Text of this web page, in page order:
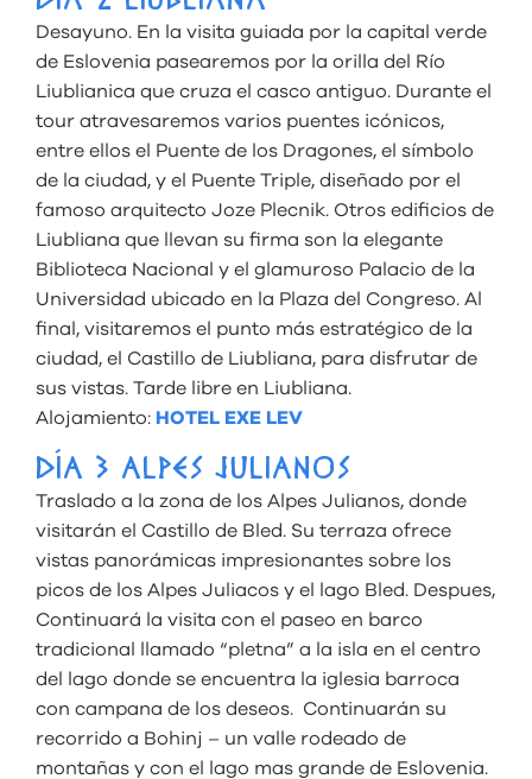
Desayuno. En la visita guiada por la capital verde
de Eslovenia pasearemos por la orilla del Río
Liublianica que cruza el casco antiguo. Durante el
tour atravesaremos varios puentes icónicos,
entre ellos el Puente de los Dragones, el símbolo
de la ciudad, y el Puente Triple, diseñado por el
famoso arquitecto Joze Plecnik. Otros edificios de
Liubliana que llevan su firma son la elegante
Biblioteca Nacional y el glamuroso Palacio de la
Universidad ubicado en la Plaza del Congreso. Al
final, visitaremos el punto más estratégico de la
ciudad, el Castillo de Liubliana, para disfrutar de
sus vistas. Tarde libre en Liubliana.
Alojamiento: HOTEL EXE LEV
DÍA 3 ALPES JULIANOS
Traslado a la zona de los Alpes Julianos, donde
visitarán el Castillo de Bled. Su terraza ofrece
vistas panorámicas impresionantes sobre los
picos de los Alpes Juliacos y el lago Bled. Despues,
Continuará la visita con el paseo en barco
tradicional llamado “pletna” a la isla en el centro
del lago donde se encuentra la iglesia barroca
con campana de los deseos. Continuarán su
recorrido a Bohinj – un valle rodeado de
montañas y con el lago mas grande de Eslovenia.